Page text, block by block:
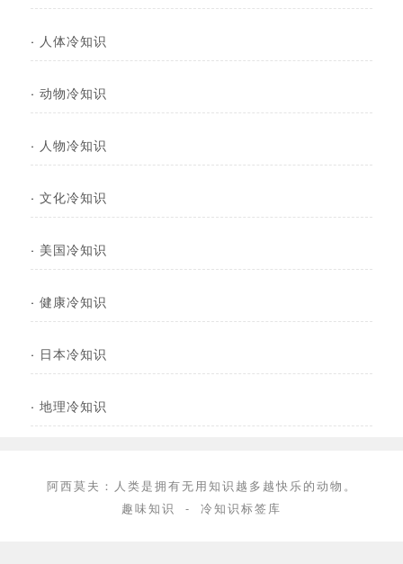
· 人体冷知识
· 动物冷知识
· 人物冷知识
· 文化冷知识
· 美国冷知识
· 健康冷知识
· 日本冷知识
· 地理冷知识
阿西莫夫：人类是拥有无用知识越多越快乐的动物。
趣味知识
- 冷知识标签库